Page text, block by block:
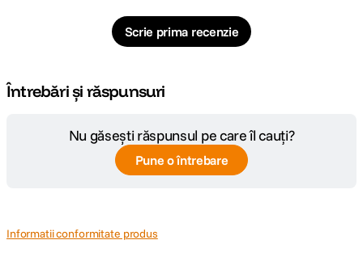
Scrie prima recenzie
Întrebări și răspunsuri
Nu găsești răspunsul pe care îl cauți?
Pune o întrebare
Informatii conformitate produs